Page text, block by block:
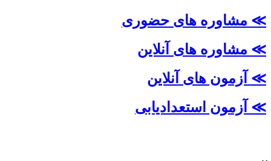
≫ مشاوره های حضوری
≫ مشاوره های آنلاین
≫ آزمون های آنلاین
≫ آزمون استعدادیابی